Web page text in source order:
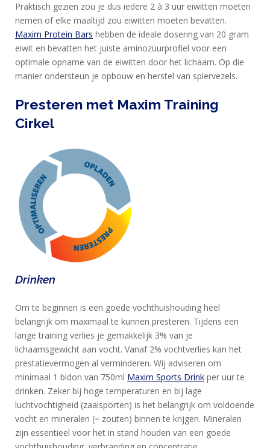
Praktisch gezien zou je dus iedere 2 à 3 uur eiwitten moeten
nemen of elke maaltijd zou eiwitten moeten bevatten.
Maxim Protein Bars hebben de ideale dosering van 20 gram
eiwit en bevatten het juiste aminozuurprofiel voor een
optimale opname van de eiwitten door het lichaam. Op die
manier ondersteun je opbouw en herstel van spiervezels.
Presteren met Maxim Training
Cirkel
Drinken
Om te beginnen is een goede vochthuishouding heel
belangrijk om maximaal te kunnen presteren. Tijdens een
lange training verlies je gemakkelijk 3% van je
lichaamsgewicht aan vocht. Vanaf 2% vochtverlies kan het
prestatievermogen al verminderen. Wij adviseren om
minimaal 1 bidon van 750ml Maxim Sports Drink per uur te
drinken. Zeker bij hoge temperaturen en bij lage
luchtvochtigheid (zaalsporten) is het belangrijk om voldoende
vocht en mineralen (= zouten) binnen te krijgen. Mineralen
zijn essentieel voor het in stand houden van een goede